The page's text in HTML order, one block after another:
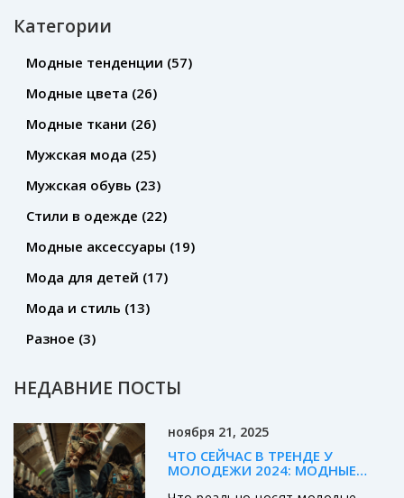
Категории
Модные тенденции (57)
Модные цвета (26)
Модные ткани (26)
Мужская мода (25)
Мужская обувь (23)
Стили в одежде (22)
Модные аксессуары (19)
Мода для детей (17)
Мода и стиль (13)
Разное (3)
НЕДАВНИЕ ПОСТЫ
ноября 21, 2025
ЧТО СЕЙЧАС В ТРЕНДЕ У
МОЛОДЕЖИ 2024: МОДНЫЕ